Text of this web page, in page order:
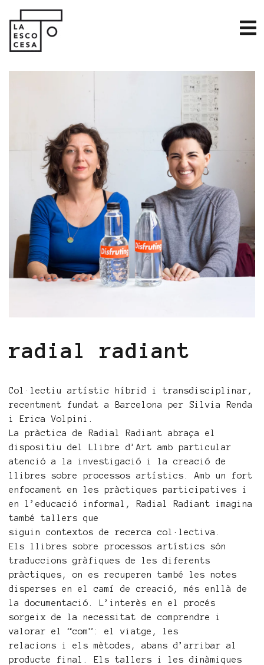
radial radiant
Col·lectiu artístic híbrid i transdisciplinar,
recentment fundat a Barcelona per Silvia Renda
i Erica Volpini.
La pràctica de Radial Radiant abraça el
dispositiu del Llibre d’Art amb particular
atenció a la investigació i la creació de
llibres sobre processos artístics. Amb un fort
enfocament en les pràctiques participatives i
en l’educació informal, Radial Radiant imagina
també tallers que
siguin contextos de recerca col·lectiva.
Els llibres sobre processos artístics són
traduccions gràfiques de les diferents
pràctiques, on es recuperen també les notes
disperses en el camí de creació, més enllà de
la documentació. L’interès en el procés
sorgeix de la necessitat de comprendre i
valorar el “com”: el viatge, les
relacions i els mètodes, abans d’arribar al
producte final. Els tallers i les dinàmiques